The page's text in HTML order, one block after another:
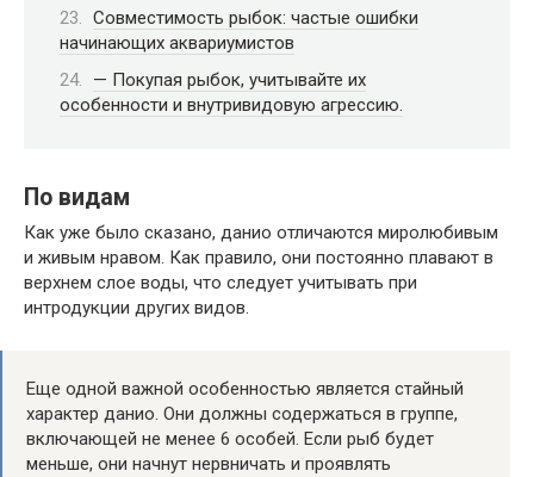
Совместимость рыбок: частые ошибки
начинающих аквариумистов
— Покупая рыбок, учитывайте их
особенности и внутривидовую агрессию.
По видам
Как уже было сказано, данио отличаются миролюбивым
и живым нравом. Как правило, они постоянно плавают в
верхнем слое воды, что следует учитывать при
интродукции других видов.
Еще одной важной особенностью является стайный
характер данио. Они должны содержаться в группе,
включающей не менее 6 особей. Если рыб будет
меньше, они начнут нервничать и проявлять